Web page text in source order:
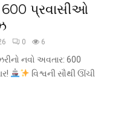
પ્રવાસીઓ
0 6
નવો અવતાર: 600
વિશ્વની સૌથી ઊંચી